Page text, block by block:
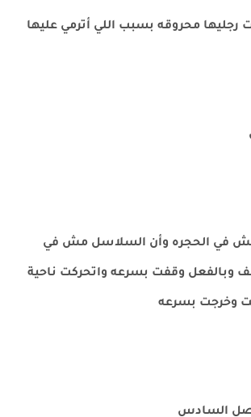
رجليها محروقه بسبب اللي أترمي عليها
في الحجره وأن السلاسل مش في
وبالفعل وقفت بسرعه واتحركت ناحية
وخرجت بسرعه
السادس